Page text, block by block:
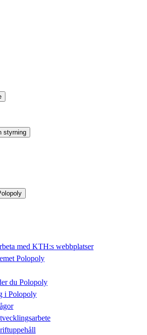
styrning
med KTH:s webbplatser
Polopoly
du Polopoly
i Polopoly